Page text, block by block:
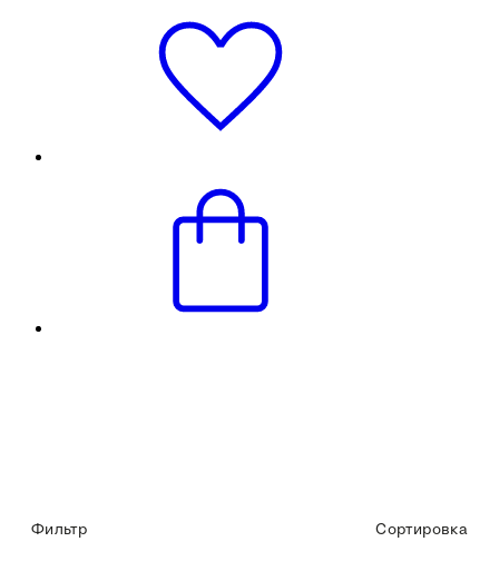
Фильтр Сортировка